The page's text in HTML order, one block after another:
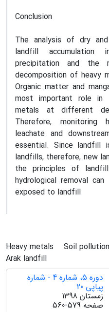
Conclusion
The analysis of dry
landfill
precipitation and the
decomposition of heavy
Organic matter and
most important role in
metals at different
Therefore,
leachate and
essential. Since landfill
landfills, therefore, new
the principles of
hydrological removal
exposed to landfill
Heavy metals Soil
Arak landfill
دوره 5، شماره 4 - شماره
پیاپی 20
زمستان 1398
صفحه 560-579